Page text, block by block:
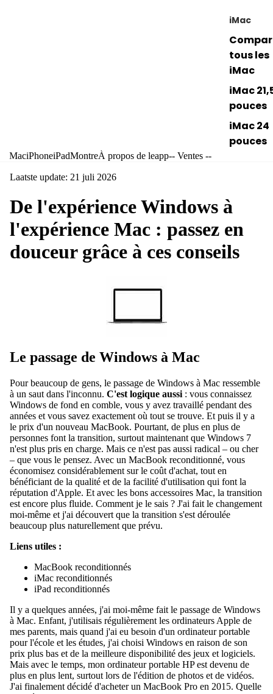
iMac
tous les
iMac
iMac
pouces
iMac 24
pouces
Aide à la
jusqu'à
pour
Mac
Clavier
pour
Vendez
votre
Vendez
MaciPhoneiPadMontreÀ propos de leapp-- Ventes --
Laatste update: 21 juli 2026
De l'expérience Windows à
l'expérience Mac : passez en
douceur grâce à ces conseils
Le passage de Windows à Mac
Pour beaucoup de gens, le passage de Windows à Mac ressemble
à un saut dans l'inconnu. C'est logique aussi : vous connaissez
Windows de fond en comble, vous y avez travaillé pendant des
années et vous savez exactement où tout se trouve. Et puis il y a
le prix d'un nouveau MacBook. Pourtant, de plus en plus de
personnes font la transition, surtout maintenant que Windows 7
n'est plus pris en charge. Mais ce n'est pas aussi radical – ou cher
– que vous le pensez. Avec un MacBook reconditionné, vous
économisez considérablement sur le coût d'achat, tout en
bénéficiant de la qualité et de la facilité d'utilisation qui font la
réputation d'Apple. Et avec les bons accessoires Mac, la transition
est encore plus fluide. Comment je le sais ? J'ai fait le changement
moi-même et j'ai découvert que la transition s'est déroulée
beaucoup plus naturellement que prévu.
Liens utiles :
MacBook reconditionnés
iMac reconditionnés
iPad reconditionnés
Il y a quelques années, j'ai moi-même fait le passage de Windows
à Mac. Enfant, j'utilisais régulièrement les ordinateurs Apple de
mes parents, mais quand j'ai eu besoin d'un ordinateur portable
pour l'école et les études, j'ai choisi Windows en raison de son
prix plus bas et de la meilleure disponibilité des jeux et logiciels.
Mais avec le temps, mon ordinateur portable HP est devenu de
plus en plus lent, surtout lors de l'édition de photos et de vidéos.
J'ai finalement décidé d'acheter un MacBook Pro en 2015. Quelle